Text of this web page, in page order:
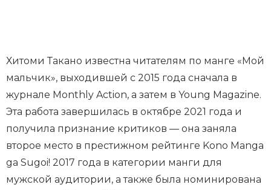
Хитоми Такано известна читателям по манге «Мой
мальчик», выходившей с 2015 года сначала в
журнале Monthly Action, а затем в Young Magazine.
Эта работа завершилась в октябре 2021 года и
получила признание критиков — она заняла
второе место в престижном рейтинге Kono Manga
ga Sugoi! 2017 года в категории манги для
мужской аудитории, а также была номинирована